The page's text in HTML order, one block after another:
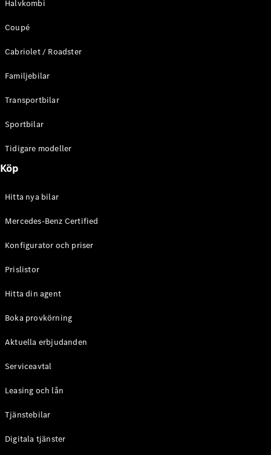
C-Klass
E-Klass
Kombi
E-Klass
Terrain
Konfigurator
Benz Online
A-Klass
Konfigurator
Mercedes-
Benz Online
Coupé
Halvkombi
Coupé
Cabriolet / Roadster
Familjebilar
Transportbilar
Sportbilar
Tidigare modeller
Köp
Hitta nya bilar
Mercedes-Benz Certified
Konfigurator och priser
Prislistor
Hitta din agent
Boka provkörning
Aktuella erbjudanden
Serviceavtal
Leasing och lån
Tjänstebilar
Digitala tjänster